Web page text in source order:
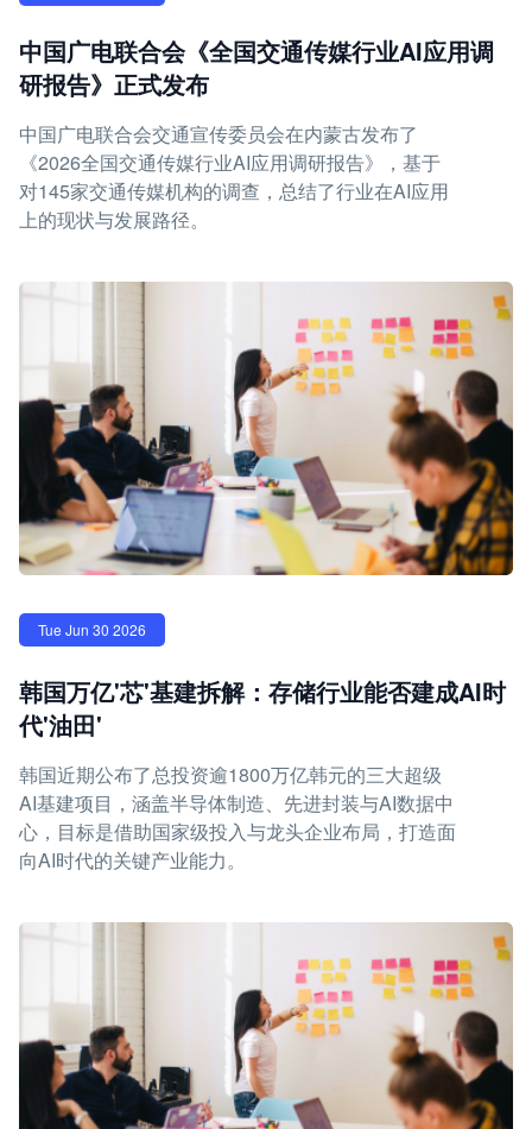
中国广电联合会《全国交通传媒行业AI应用调
研报告》正式发布
中国广电联合会交通宣传委员会在内蒙古发布了
《2026全国交通传媒行业AI应用调研报告》，基于
对145家交通传媒机构的调查，总结了行业在AI应用
上的现状与发展路径。
Tue Jun 30 2026
韩国万亿'芯'基建拆解：存储行业能否建成AI时
代'油田'
韩国近期公布了总投资逾1800万亿韩元的三大超级
AI基建项目，涵盖半导体制造、先进封装与AI数据中
心，目标是借助国家级投入与龙头企业布局，打造面
向AI时代的关键产业能力。